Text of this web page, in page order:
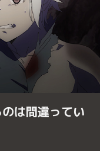
は間違ってい